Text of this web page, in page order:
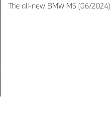
The all-new BMW M5 (06/2024)